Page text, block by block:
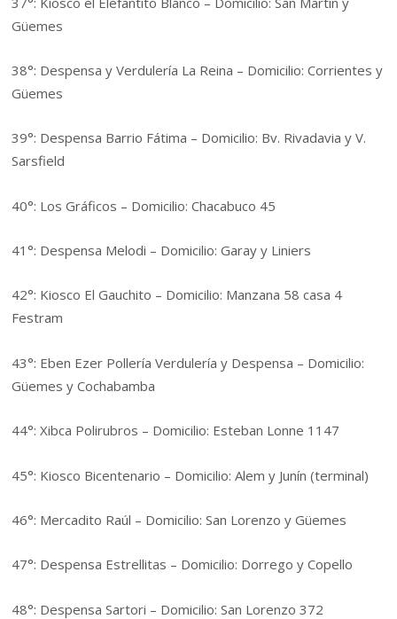
Güemes
38°: Despensa y Verdulería La Reina – Domicilio: Corrientes y
Güemes
39°: Despensa Barrio Fátima – Domicilio: Bv. Rivadavia y V.
Sarsfield
40°: Los Gráficos – Domicilio: Chacabuco 45
41°: Despensa Melodi – Domicilio: Garay y Liniers
42°: Kiosco El Gauchito – Domicilio: Manzana 58 casa 4
Festram
43°: Eben Ezer Pollería Verdulería y Despensa – Domicilio:
Güemes y Cochabamba
44°: Xibca Polirubros – Domicilio: Esteban Lonne 1147
45°: Kiosco Bicentenario – Domicilio: Alem y Junín (terminal)
46°: Mercadito Raúl – Domicilio: San Lorenzo y Güemes
47°: Despensa Estrellitas – Domicilio: Dorrego y Copello
48°: Despensa Sartori – Domicilio: San Lorenzo 372